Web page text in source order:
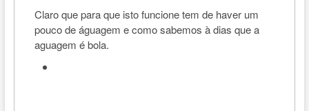
Claro que para que isto funcione tem de haver um
pouco de águagem e como sabemos à dias que a
aguagem é bola.